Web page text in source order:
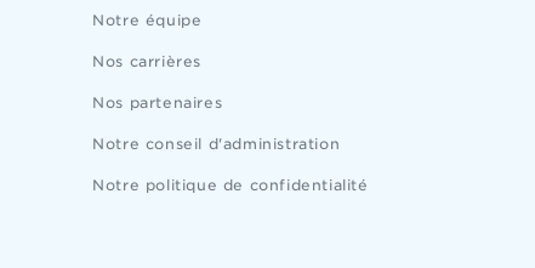
Notre équipe
Nos carrières
Nos partenaires
Notre conseil d'administration
Notre politique de confidentialité